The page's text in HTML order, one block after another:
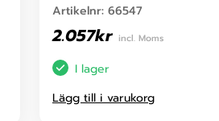
Artikelnr: 66547
2.057kr incl. Moms
I lager
Lägg till i varukorg